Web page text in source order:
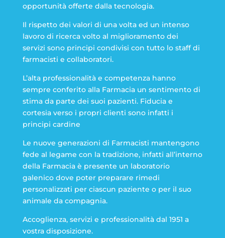
opportunità offerte dalla tecnologia.
Il rispetto dei valori di una volta ed un intenso
lavoro di ricerca volto al miglioramento dei
servizi sono principi condivisi con tutto lo staff di
farmacisti e collaboratori.
L’alta professionalità e competenza hanno
sempre conferito alla Farmacia un sentimento di
stima da parte dei suoi pazienti. Fiducia e
cortesia verso i propri clienti sono infatti i
principi cardine
Le nuove generazioni di Farmacisti mantengono
fede al legame con la tradizione, infatti all’interno
della Farmacia è presente un laboratorio
galenico dove poter preparare rimedi
personalizzati per ciascun paziente o per il suo
animale da compagnia.
Accoglienza, servizi e professionalità dal 1951 a
vostra disposizione.